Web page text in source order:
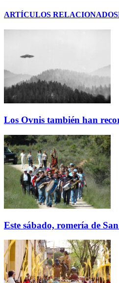
ARTÍCULOS RELACIONADOS
Los Ovnis también han
Este sábado, romería de